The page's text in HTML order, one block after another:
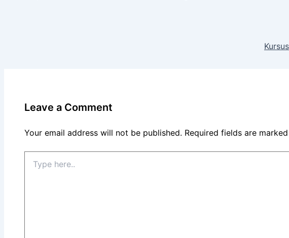
Leave a Comment
Your email address will not be published. Required fields are marked
here..